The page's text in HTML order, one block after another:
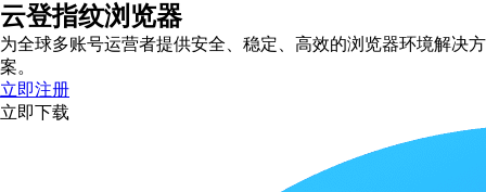
云登指纹浏览器
为全球多账号运营者提供安全、稳定、高效的浏览器环境解决方
案。
立即注册
立即下载